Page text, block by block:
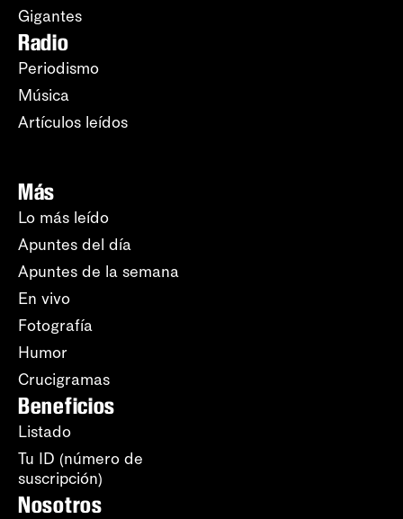
Gigantes
Radio
Periodismo
Música
Artículos leídos
Más
Lo más leído
Apuntes del día
Apuntes de la semana
En vivo
Fotografía
Humor
Crucigramas
Beneficios
Listado
Tu ID (número de
suscripción)
Nosotros